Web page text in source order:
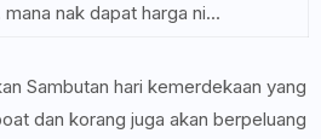
nak dapat harga ni...
Sambutan hari kemerdekaan yang
dan korang juga akan berpeluang